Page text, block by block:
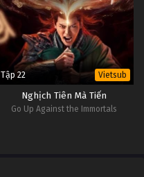
Tập 22 Vietsub
Nghịch Tiên Mà Tiến
Go Up Against the Immortals